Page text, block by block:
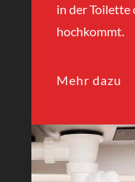
in der Toilette
hochkommt.
Mehr dazu